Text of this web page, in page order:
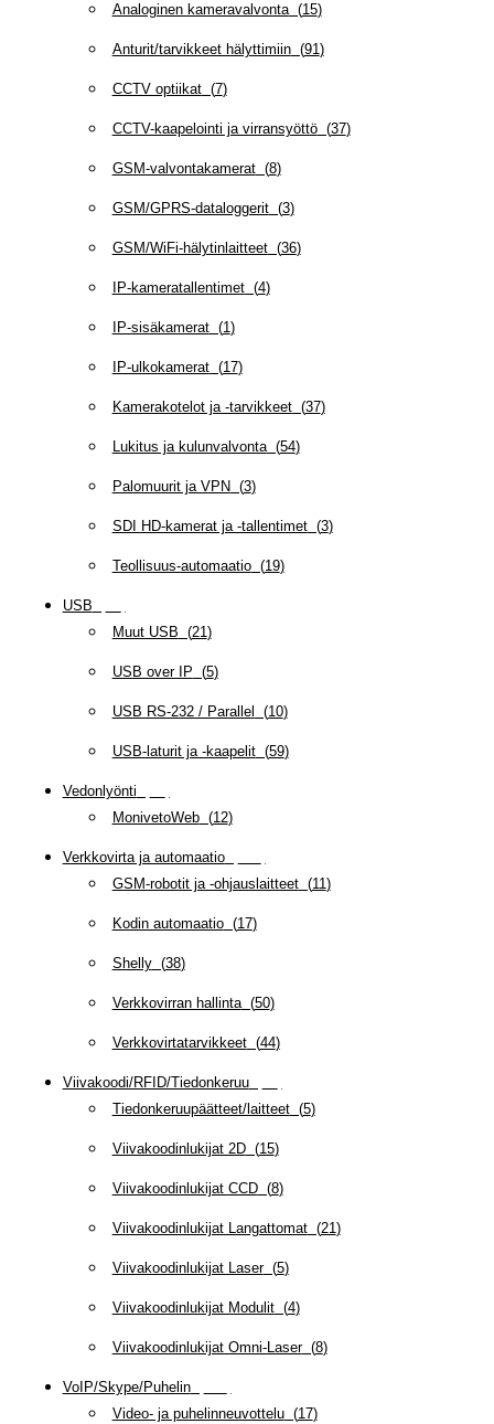
Analoginen kameravalvonta(15)
Anturit/tarvikkeet hälyttimiin(91)
CCTV optiikat(7)
CCTV-kaapelointi ja virransyöttö(37)
GSM-valvontakamerat(8)
GSM/GPRS-dataloggerit(3)
GSM/WiFi-hälytinlaitteet(36)
IP-kameratallentimet(4)
IP-sisäkamerat(1)
IP-ulkokamerat(17)
Kamerakotelot ja -tarvikkeet(37)
Lukitus ja kulunvalvonta(54)
Palomuurit ja VPN (3)
SDI HD-kamerat ja -tallentimet(3)
Teollisuus-automaatio(19)
USB
Muut USB (21)
USB over IP (5)
USB RS-232 / Parallel (10)
USB-laturit ja -kaapelit(59)
Vedonlyönti
MonivetoWeb(12)
Verkkovirta ja automaatio(
GSM-robotit ja -ohjauslaitteet(11)
Kodin automaatio(17)
Shelly(38)
Verkkovirran hallinta(50)
Verkkovirtatarvikkeet(44)
Viivakoodi/RFID/Tiedonkeruu(
Tiedonkeruupäätteet/laitteet(5)
Viivakoodinlukijat 2D(15)
Viivakoodinlukijat CCD(8)
Viivakoodinlukijat Langattomat(21)
Viivakoodinlukijat Laser(5)
Viivakoodinlukijat Modulit(4)
Viivakoodinlukijat Omni-Laser(8)
VoIP/Skype/Puhelin(
Video- ja puhelinneuvottelu(17)